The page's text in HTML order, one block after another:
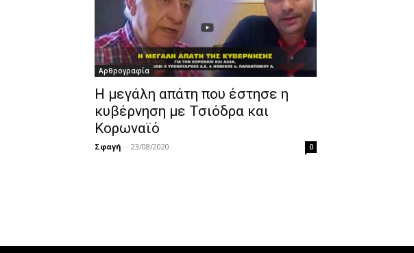
Αρθρογραφία
Η μεγάλη απάτη που έστησε η
κυβέρνηση με Τσιόδρα και
Κορωναϊό
Σφαγή - 23/08/2020 0